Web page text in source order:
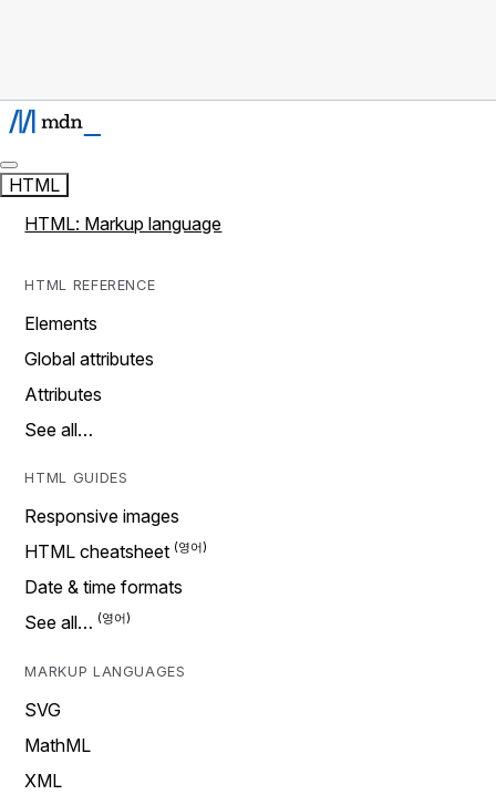
HTML
HTML: Markup language
HTML REFERENCE
Elements
Global attributes
Attributes
See all…
HTML GUIDES
Responsive images
HTML cheatsheet
Date & time formats
See all…
MARKUP LANGUAGES
SVG
MathML
XML